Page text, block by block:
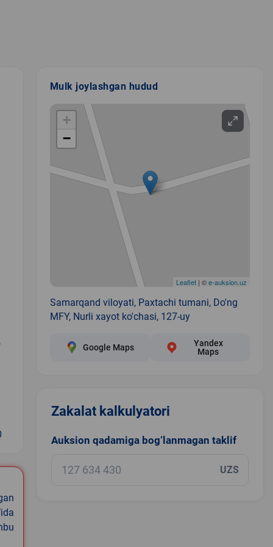
Mulk joylashgan hudud
+
−
Leaflet| ©e-auksion.uz
Samarqand viloyati, Paxtachi tumani, Do'ng
MFY, Nurli xayot ko'chasi, 127-uy
Google Maps
Yandex
Maps
Zakalat kalkulyatori
Auksion qadamiga bog‘lanmagan taklif
UZS